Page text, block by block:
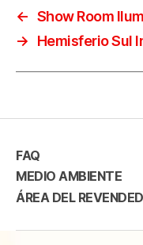
← Show Room
→
Hemisferio Sul
FAQ
MEDIO AMBIENTE
ÁREA DEL